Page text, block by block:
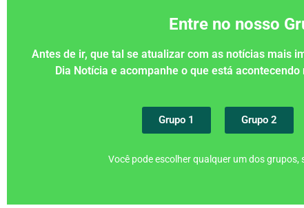
Entre no nosso
Antes de ir, que tal se atualizar com as notícias mais
Dia Notícia e acompanhe o que está
Grupo 1 Grupo 2
Você pode escolher qualquer um dos